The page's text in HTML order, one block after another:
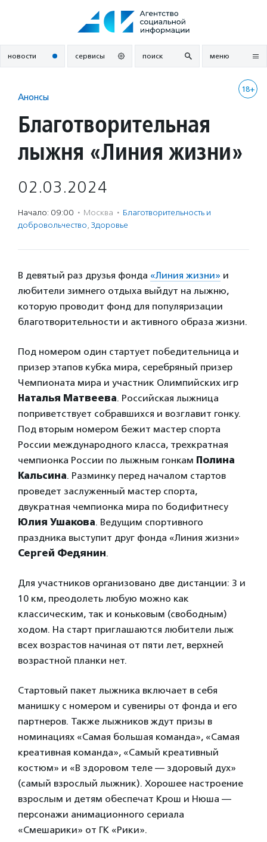
новости сервисы поиск меню
18+
Анонсы
Благотворительная
лыжня «Линия жизни»
02.03.2024
Начало: 09:00 · Москва · Благотвори­тель­ность и
доброволь­чест­во, Здоровье
В девятый раз друзья фонда «Линия жизни» и
любители зимнего отдыха выйдут на лыжню,
которую проводит фонд для популяризации
благотворительности и активного образа жизни.
Под номером один стартует победительница и
призер этапов кубка мира, серебряный призер
Чемпионата мира и участник Олимпийских игр
Наталья Матвеева. Российская лыжница
поприветствует собравшихся и возглавит гонку.
Под вторым номером бежит мастер спорта
России международного класса, трехкратная
чемпионка России по лыжным гонкам Полина
Кальсина. Разминку перед началом стартов
проведет заслуженный мастер спорта,
двукратная чемпионка мира по бодифитнесу
Юлия Ушакова. Ведущим спортивного
праздника выступит друг фонда «Линия жизни»
Сергей Федянин.
Для участников организовано две дистанции: 3 и
10 км, преодолеть любую можно как
классическим, так и коньковым (свободным)
ходом. На старт приглашаются любители лыж
всех возрастов начиная от пяти лет, верхней
возрастной планки нет.
Стартовый пакет лыжника включает в себя
манишку с номером и сувениры от фонда и его
партнеров. Также лыжников ждут призы в
номинациях «Самая большая команда», «Самая
креативная команда», «Самый креативный
костюм» и «В здоровом теле — здоровый дух»
(самый взрослый лыжник). Хорошее настроение
взрослым и детям обеспечат Крош и Нюша —
персонажи анимационного сериала
«Смешарики» от ГК «Рики».